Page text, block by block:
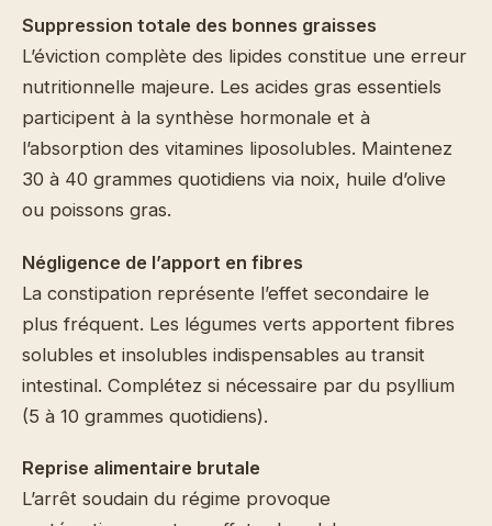
Suppression totale des bonnes graisses
L’éviction complète des lipides constitue une erreur
nutritionnelle majeure. Les acides gras essentiels
participent à la synthèse hormonale et à
l’absorption des vitamines liposolubles. Maintenez
30 à 40 grammes quotidiens via noix, huile d’olive
ou poissons gras.
Négligence de l’apport en fibres
La constipation représente l’effet secondaire le
plus fréquent. Les légumes verts apportent fibres
solubles et insolubles indispensables au transit
intestinal. Complétez si nécessaire par du psyllium
(5 à 10 grammes quotidiens).
Reprise alimentaire brutale
L’arrêt soudain du régime provoque